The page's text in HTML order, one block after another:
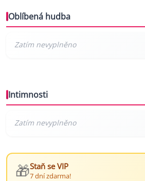
Oblíbená hudba
Intimnosti
🎁Staň se VIP
7 dní zdarma!